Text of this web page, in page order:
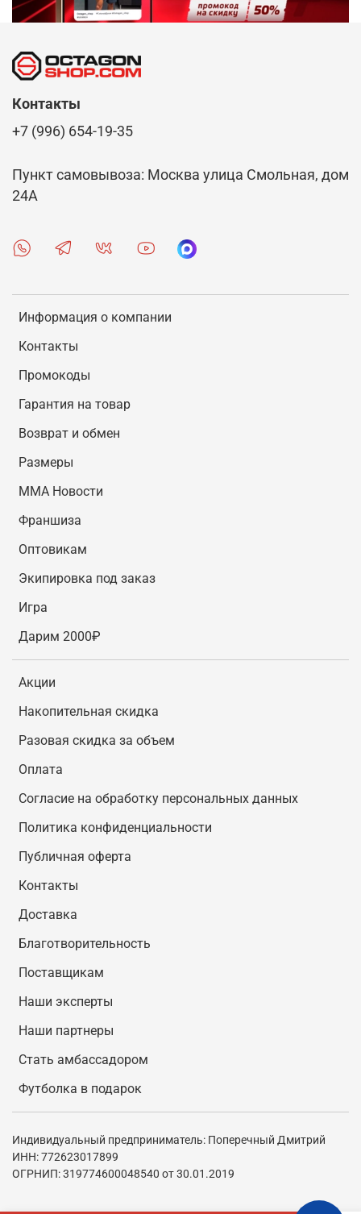
Информация о компании
Контакты
Промокоды
Гарантия на товар
Возврат и обмен
Размеры
MMA Новости
Франшиза
Оптовикам
Экипировка под заказ
Игра
Дарим 2000₽
Акции
Накопительная скидка
Разовая скидка за объем
Оплата
Согласие на обработку персональных данных
Политика конфиденциальности
Публичная оферта
Контакты
Доставка
Благотворительность
Поставщикам
Наши эксперты
Наши партнеры
Стать амбассадором
Футболка в подарок
Контакты
+7 (996) 654-19-35
Пункт самовывоза: Москва улица Смольная, дом
24А
Индивидуальный предприниматель: Поперечный Дмитрий
ИНН: 772623017899
ОГРНИП: 319774600048540 от 30.01.2019